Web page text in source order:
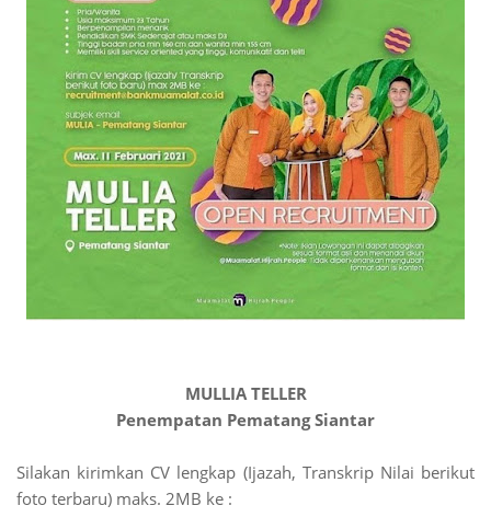
MULLIA TELLER
Penempatan Pematang Siantar
Silakan kirimkan CV lengkap (Ijazah, Transkrip Nilai berikut
foto terbaru) maks. 2MB ke :